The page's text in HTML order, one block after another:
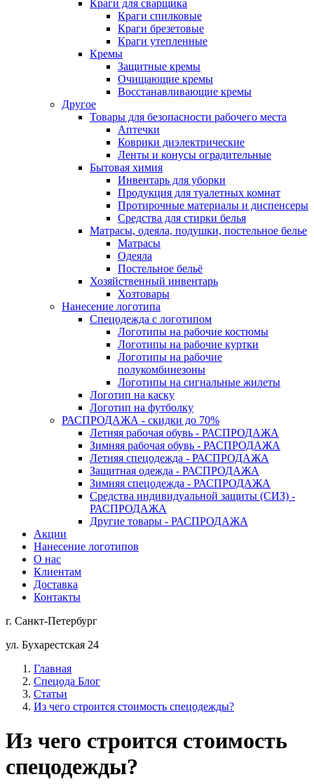
Краги для сварщика
Краги спилковые
Краги брезетовые
Краги утепленные
Кремы
Защитные кремы
Очищающие кремы
Восстанавливающие кремы
Другое
Товары для безопасности рабочего места
Аптечки
Коврики диэлектрические
Ленты и конусы оградительные
Бытовая химия
Инвентарь для уборки
Продукция для туалетных комнат
Протирочные материалы и диспенсеры
Средства для стирки белья
Матрасы, одеяла, подушки, постельное белье
Матрасы
Одеяла
Постельное бельё
Хозяйственный инвентарь
Хозтовары
Нанесение логотипа
Спецодежда с логотипом
Логотипы на рабочие костюмы
Логотипы на рабочие куртки
Логотипы на рабочие
полукомбинезоны
Логотипы на сигнальные жилеты
Логотип на каску
Логотип на футболку
РАСПРОДАЖА - скидки до 70%
Летняя рабочая обувь - РАСПРОДАЖА
Зимняя рабочая обувь - РАСПРОДАЖА
Летняя спецодежда - РАСПРОДАЖА
Защитная одежда - РАСПРОДАЖА
Зимняя спецодежда - РАСПРОДАЖА
Средства индивидуальной защиты (СИЗ) -
РАСПРОДАЖА
Другие товары - РАСПРОДАЖА
Акции
Нанесение логотипов
О нас
Клиентам
Доставка
Контакты
г. Санкт-Петербург
ул. Бухарестская 24
Главная
Спецода Блог
Статьи
Из чего строится стоимость спецодежды?
Из чего строится стоимость
спецодежды?